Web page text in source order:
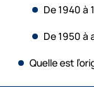
De 1940 à
De 1950 à
Quelle est